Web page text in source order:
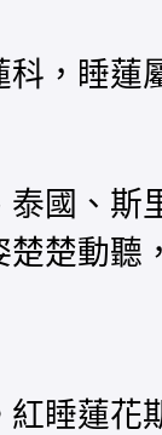
科，睡
國、斯
楚動聽
睡蓮